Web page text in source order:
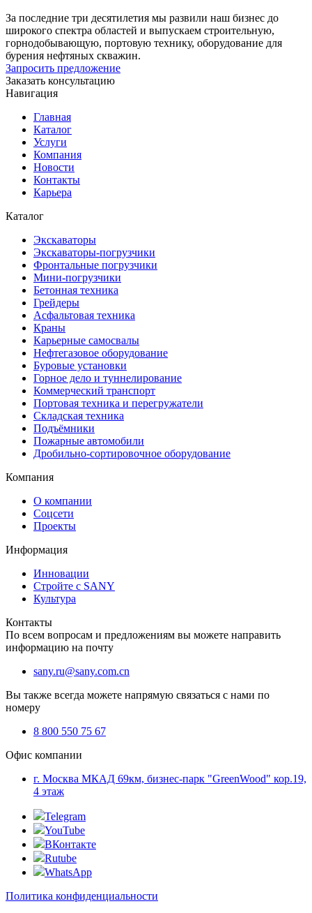
За последние три десятилетия мы развили наш бизнес до
широкого спектра областей и выпускаем строительную,
горнодобывающую, портовую технику, оборудование для
бурения нефтяных скважин.
Запросить предложение
Заказать консультацию
Навигация
Главная
Каталог
Услуги
Компания
Новости
Контакты
Карьера
Каталог
Экскаваторы
Экскаваторы-погрузчики
Фронтальные погрузчики
Мини-погрузчики
Бетонная техника
Грейдеры
Асфальтовая техника
Краны
Карьерные самосвалы
Нефтегазовое оборудование
Буровые установки
Горное дело и туннелирование
Коммерческий транспорт
Портовая техника и перегружатели
Складская техника
Подъёмники
Пожарные автомобили
Дробильно-сортировочное оборудование
Компания
О компании
Соцсети
Проекты
Информация
Инновации
Стройте с SANY
Культура
Контакты
По всем вопросам и предложениям вы можете направить
информацию на почту
sany.ru@sany.com.cn
Вы также всегда можете напрямую связаться с нами по
номеру
8 800 550 75 67
Офис компании
г. Москва МКАД 69км, бизнес-парк "GreenWood" кор.19,
4 этаж
Telegram
YouTube
ВКонтакте
Rutube
WhatsApp
Политика конфиденциальности